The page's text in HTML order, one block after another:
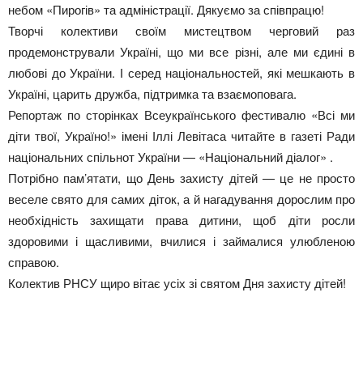
небом «Пирогів» та адміністрації. Дякуємо за співпрацю!
Творчі колективи своїм мистецтвом черговий раз
продемонстрували Україні, що ми все різні, але ми єдині в
любові до України. І серед національностей, які мешкають в
Україні, царить дружба, підтримка та взаємоповага.
Репортаж по сторінках Всеукраїнського фестивалю «Всі ми
діти твої, Україно!» імені Іллі Левітаса читайте в газеті Ради
національних спільнот України — «Національний діалог» .
Потрібно пам’ятати, що День захисту дітей — це не просто
веселе свято для самих діток, а й нагадування дорослим про
необхідність захищати права дитини, щоб діти росли
здоровими і щасливими, вчилися і займалися улюбленою
справою.
Колектив РНСУ щиро вітає усіх зі святом Дня захисту дітей!